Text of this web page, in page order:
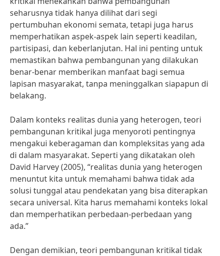
seharusnya tidak hanya dilihat dari segi
pertumbuhan ekonomi semata, tetapi juga harus
memperhatikan aspek-aspek lain seperti keadilan,
partisipasi, dan keberlanjutan. Hal ini penting untuk
memastikan bahwa pembangunan yang dilakukan
benar-benar memberikan manfaat bagi semua
lapisan masyarakat, tanpa meninggalkan siapapun di
belakang.
Dalam konteks realitas dunia yang heterogen, teori
pembangunan kritikal juga menyoroti pentingnya
mengakui keberagaman dan kompleksitas yang ada
di dalam masyarakat. Seperti yang dikatakan oleh
David Harvey (2005), “realitas dunia yang heterogen
menuntut kita untuk memahami bahwa tidak ada
solusi tunggal atau pendekatan yang bisa diterapkan
secara universal. Kita harus memahami konteks lokal
dan memperhatikan perbedaan-perbedaan yang
ada.”
Dengan demikian, teori pembangunan kritikal tidak